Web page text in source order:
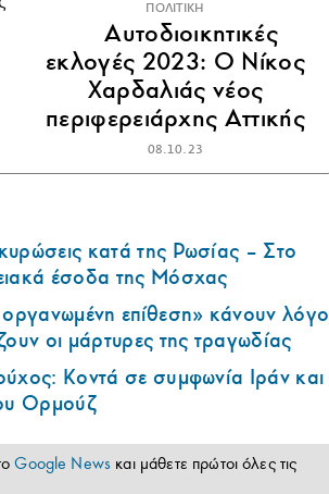
ΠΟΛΙΤΙΚΗ
Αυτοδιοικητικές
εκλογές 2023: Ο Νίκος
Χαρδαλιάς νέος
περιφερειάρχης Αττικής
08.10.23
κατά της Ρωσίας – Στο
έσοδα της Μόσχας
επίθεση» κάνουν λόγο
οι μάρτυρες της τραγωδίας
Κοντά σε συμφωνία Ιράν και
Ορμούζ
Google News και μάθετε πρώτοι όλες τις